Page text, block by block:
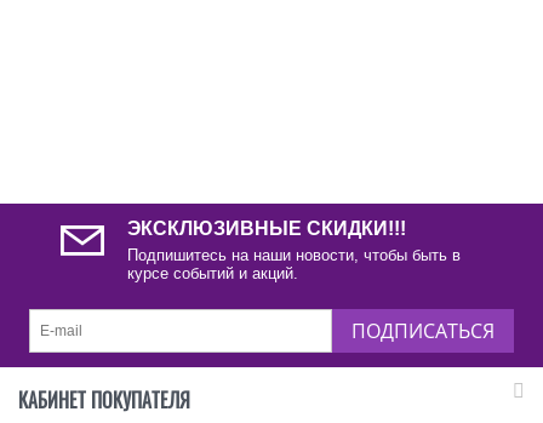
ЭКСКЛЮЗИВНЫЕ СКИДКИ!!!
Подпишитесь на наши новости, чтобы быть в
курсе событий и акций.
ПОДПИСАТЬСЯ
КАБИНЕТ ПОКУПАТЕЛЯ